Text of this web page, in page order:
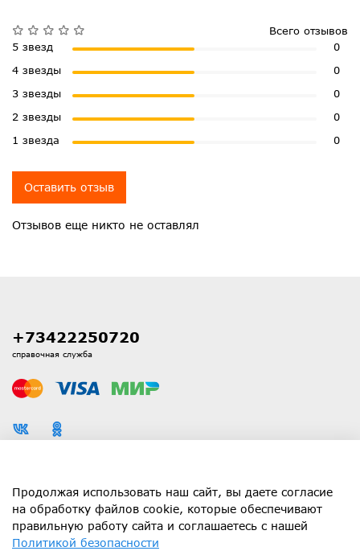
Отзывов еще никто не оставлял
Всего отзывов
5 звезд
0
4 звезды
0
3 звезды
0
2 звезды
0
1 звезда
0
Оставить отзыв
Каталог
Информация
+73422250720
справочная служба
Продолжая использовать наш сайт, вы даете согласие
на обработку файлов cookie, которые обеспечивают
правильную работу сайта и соглашаетесь с нашей
Политикой безопасности